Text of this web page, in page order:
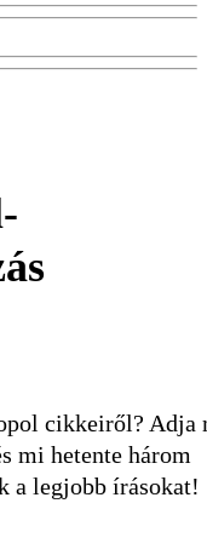
cikkeiről? Adja
mi hetente három
a legjobb írásokat!